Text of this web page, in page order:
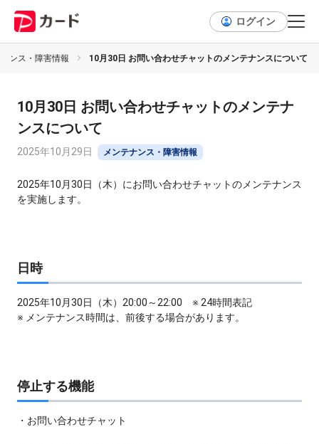
ログイン
ンス・障害情報 10月30日 お問い合わせチャットのメンテナンスについて
10月30日 お問い合わせチャットのメンテナ
ンスについて
2025年10月29日 メンテナンス・障害情報
2025年10月30日（木）にお問い合わせチャットのメンテナンス
を実施します。
日時
2025年10月30日（木）20:00～22:00 ※ 24時間表記
※ メンテナンス時間は、前後する場合があります。
停止する機能
・お問い合わせチャット